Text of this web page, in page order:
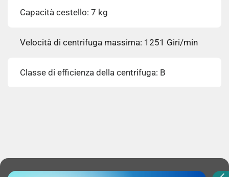
Capacità cestello: 7 kg
Velocità di centrifuga massima: 1251 Giri/min
Classe di efficienza della centrifuga: B